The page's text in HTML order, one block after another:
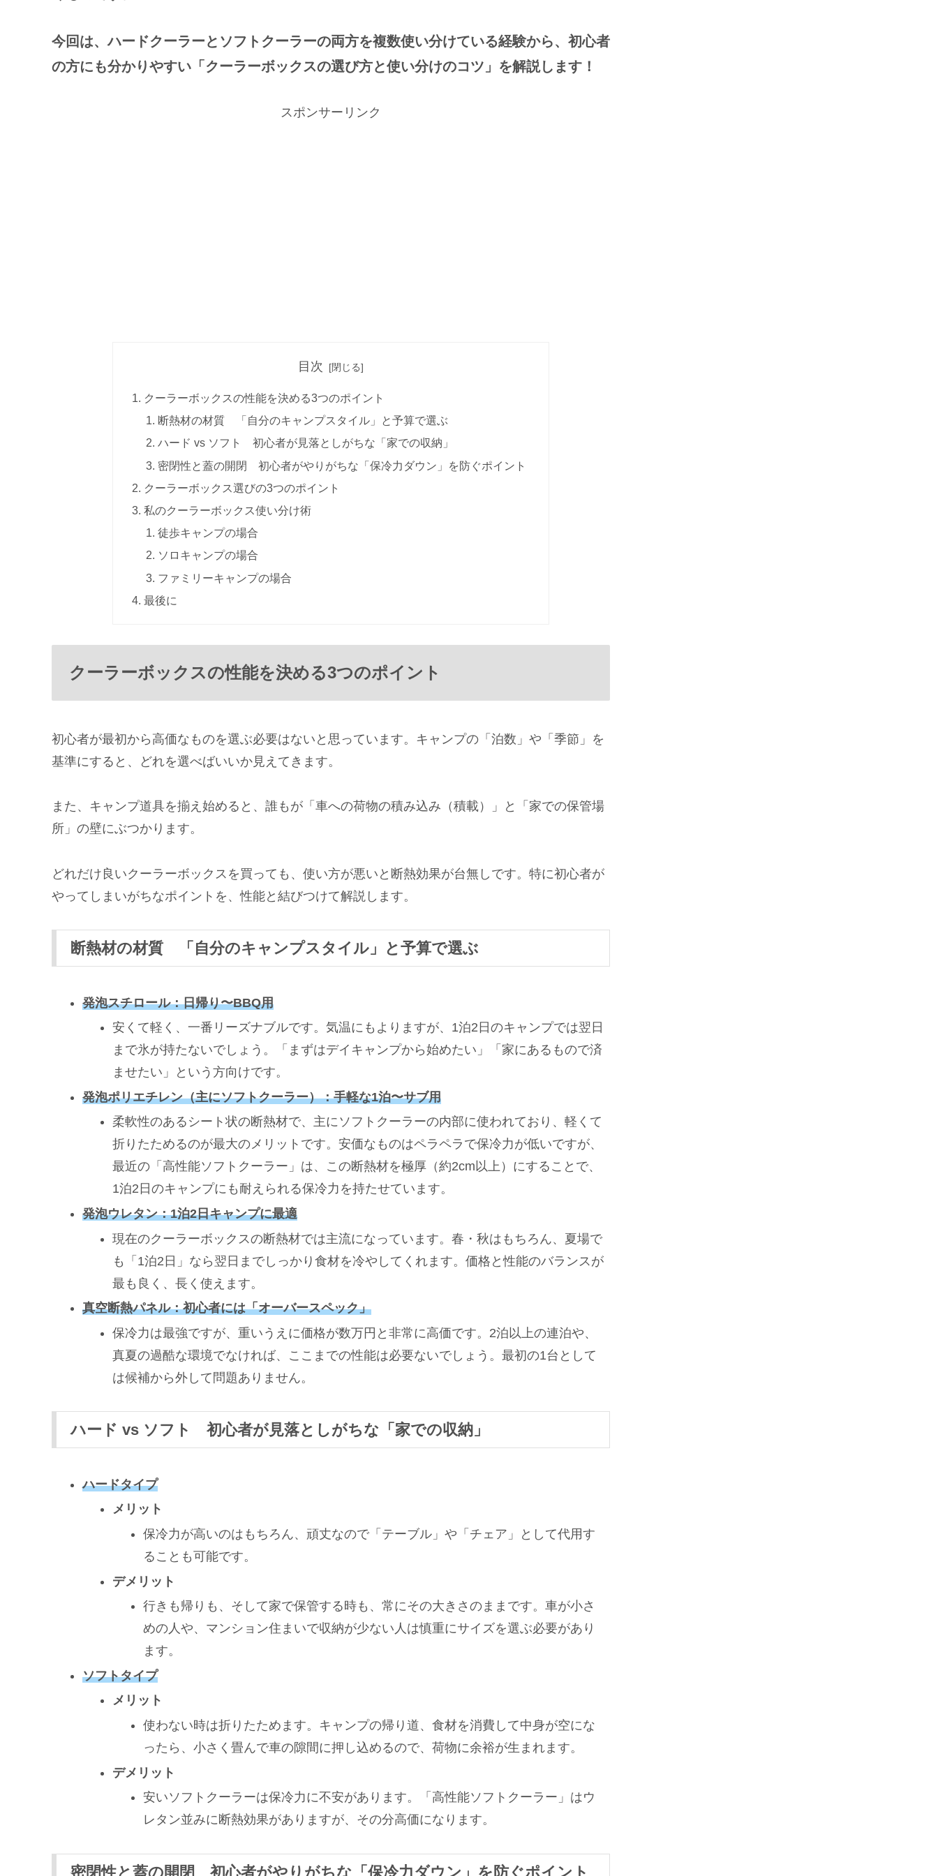
今回は、ハードクーラーとソフトクーラーの両方を複数使い分けている経験から、初心者
の方にも分かりやすい「クーラーボックスの選び方と使い分けのコツ」を解説します！
スポンサーリンク
目次
クーラーボックスの性能を決める3つのポイント
断熱材の材質 「自分のキャンプスタイル」と予算で選ぶ
ハード vs ソフト 初心者が見落としがちな「家での収納」
密閉性と蓋の開閉 初心者がやりがちな「保冷力ダウン」を防ぐポイント
クーラーボックス選びの3つのポイント
私のクーラーボックス使い分け術
徒歩キャンプの場合
ソロキャンプの場合
ファミリーキャンプの場合
最後に
クーラーボックスの性能を決める3つのポイント
初心者が最初から高価なものを選ぶ必要はないと思っています。キャンプの「泊数」や「季節」を
基準にすると、どれを選べばいいか見えてきます。
また、キャンプ道具を揃え始めると、誰もが「車への荷物の積み込み（積載）」と「家での保管場
所」の壁にぶつかります。
どれだけ良いクーラーボックスを買っても、使い方が悪いと断熱効果が台無しです。特に初心者が
やってしまいがちなポイントを、性能と結びつけて解説します。
断熱材の材質 「自分のキャンプスタイル」と予算で選ぶ
発泡スチロール：日帰り〜BBQ用
安くて軽く、一番リーズナブルです。気温にもよりますが、1泊2日のキャンプでは翌日
まで氷が持たないでしょう。「まずはデイキャンプから始めたい」「家にあるもので済
ませたい」という方向けです。
発泡ポリエチレン（主にソフトクーラー）：手軽な1泊〜サブ用
柔軟性のあるシート状の断熱材で、主にソフトクーラーの内部に使われており、軽くて
折りたためるのが最大のメリットです。安価なものはペラペラで保冷力が低いですが、
最近の「高性能ソフトクーラー」は、この断熱材を極厚（約2cm以上）にすることで、
1泊2日のキャンプにも耐えられる保冷力を持たせています。
発泡ウレタン：1泊2日キャンプに最適
現在のクーラーボックスの断熱材では主流になっています。春・秋はもちろん、夏場で
も「1泊2日」なら翌日までしっかり食材を冷やしてくれます。価格と性能のバランスが
最も良く、長く使えます。
真空断熱パネル：初心者には「オーバースペック」
保冷力は最強ですが、重いうえに価格が数万円と非常に高価です。2泊以上の連泊や、
真夏の過酷な環境でなければ、ここまでの性能は必要ないでしょう。最初の1台として
は候補から外して問題ありません。
ハード vs ソフト 初心者が見落としがちな「家での収納」
ハードタイプ
メリット
保冷力が高いのはもちろん、頑丈なので「テーブル」や「チェア」として代用す
ることも可能です。
デメリット
行きも帰りも、そして家で保管する時も、常にその大きさのままです。車が小さ
めの人や、マンション住まいで収納が少ない人は慎重にサイズを選ぶ必要があり
ます。
ソフトタイプ
メリット
使わない時は折りたためます。キャンプの帰り道、食材を消費して中身が空にな
ったら、小さく畳んで車の隙間に押し込めるので、荷物に余裕が生まれます。
デメリット
安いソフトクーラーは保冷力に不安があります。「高性能ソフトクーラー」はウ
レタン並みに断熱効果がありますが、その分高価になります。
密閉性と蓋の開閉 初心者がやりがちな「保冷力ダウン」を防ぐポイント